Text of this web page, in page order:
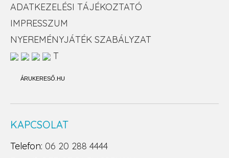
ADATKEZELÉSI TÁJÉKOZTATÓ
IMPRESSZUM
NYEREMÉNYJÁTÉK SZABÁLYZAT
T
ÁRUKERESŐ.HU
KAPCSOLAT
Telefon: 06 20 288 4444